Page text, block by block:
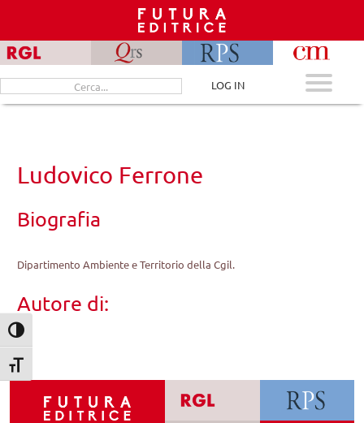
Attiva/disattiva alto contrasto
Attiva/disattiva dimensione testo
content
Cerca
per:
LOG IN
Ludovico Ferrone
Biografia
Dipartimento Ambiente e Territorio della Cgil.
Autore di: